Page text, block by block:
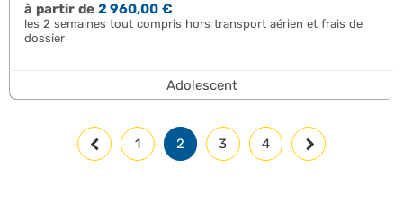
à partir de2 960,00 €
les 2 semaines tout compris hors transport aérien et frais de
dossier
Adolescent
1 2 3 4